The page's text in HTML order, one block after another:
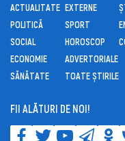
ACTUALITATE
POLITICĂ
SOCIAL
ECONOMIE
SĂNĂTATE
EXTERNE
SPORT
HOROSCOP
ADVERTORIALE
TOATE ȘTIRILE
FII ALĂTURI DE NOI!